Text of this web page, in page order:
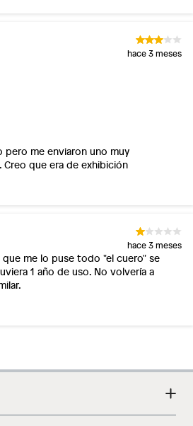
hace 3 meses
pero me enviaron uno muy
que era de exhibición
hace 3 meses
que me lo puse todo "el cuero" se
1 año de uso. No volvería a